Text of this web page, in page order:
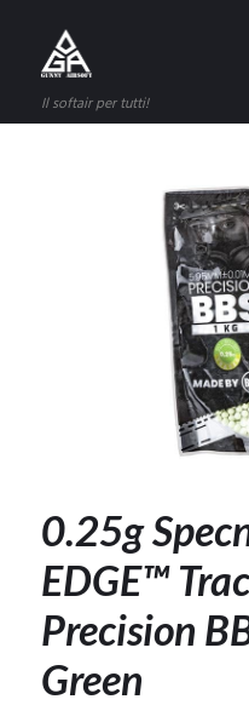
Il softair per tutti!
0.25g
EDGE™
Precision
Green